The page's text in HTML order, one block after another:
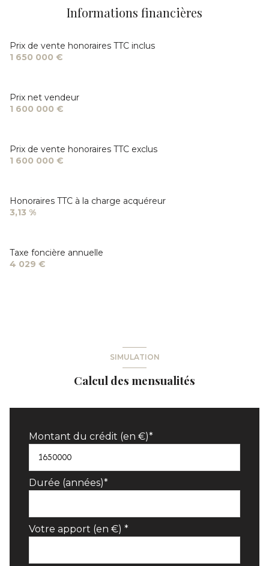
Informations financières
Prix de vente honoraires TTC inclus
1 650 000 €
Prix net vendeur
1 600 000 €
Prix de vente honoraires TTC exclus
1 600 000 €
Honoraires TTC à la charge acquéreur
3,13 %
Taxe foncière annuelle
4 029 €
SIMULATION
Calcul des mensualités
Montant du crédit (en €)*
Durée (années)*
Votre apport (en €) *